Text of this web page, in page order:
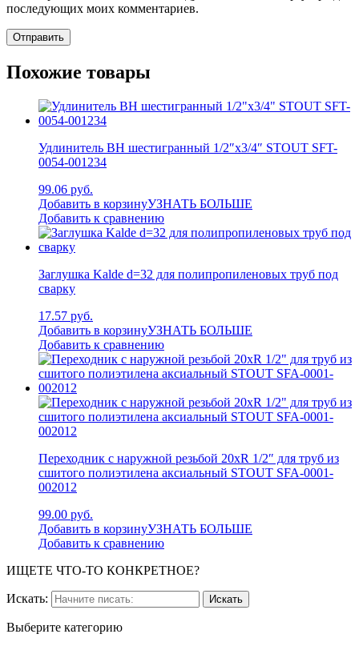
последующих моих комментариев.
Похожие товары
Удлинитель ВН шестигранный 1/2″x3/4″ STOUT SFT-
0054-001234
99.06 руб.
Добавить в корзинуУЗНАТЬ БОЛЬШЕ
Добавить к сравнению
Заглушка Kalde d=32 для полипропиленовых труб под
сварку
17.57 руб.
Добавить в корзинуУЗНАТЬ БОЛЬШЕ
Добавить к сравнению
Переходник с наружной резьбой 20xR 1/2″ для труб из
сшитого полиэтилена аксиальный STOUT SFA-0001-
002012
99.00 руб.
Добавить в корзинуУЗНАТЬ БОЛЬШЕ
Добавить к сравнению
ИЩЕТЕ ЧТО-ТО КОНКРЕТНОЕ?
Искать:
Выберите категорию